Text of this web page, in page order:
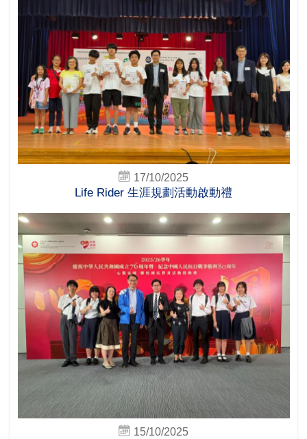
17/10/2025
Life Rider 生涯規劃活動啟動禮
15/10/2025